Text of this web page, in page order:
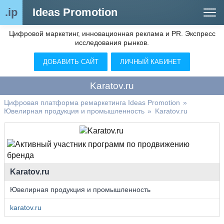
.ip Ideas Promotion
Сегменты рынка
Цифровой ремаркетинг (анализ рынка)
Видео
О нас
Цифровой маркетинг, инновационная реклама и PR. Экспресс
исследования рынков.
ДОБАВИТЬ САЙТ ЛИЧНЫЙ КАБИНЕТ
Karatov.ru
Цифровая платформа ремаркетинга Ideas Promotion »
Ювелирная продукция и промышленность » Karatov.ru
Karatov.ru
Ювелирная продукция и промышленность
karatov.ru